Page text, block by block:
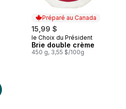
Préparé au Canada
15,99 $
Préparé au Canada
le Choix du Président
Brie double crème
450 g, 3,55 $/100g
Fromage cheddar marbré en